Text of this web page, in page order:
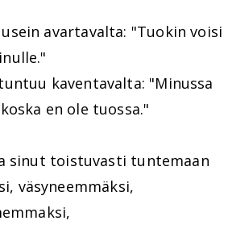
avartavalta: "Tuokin voisi
kaventavalta: "Minussa
en ole tuossa."
sinut toistuvasti tuntemaan
väsyneemmäksi,